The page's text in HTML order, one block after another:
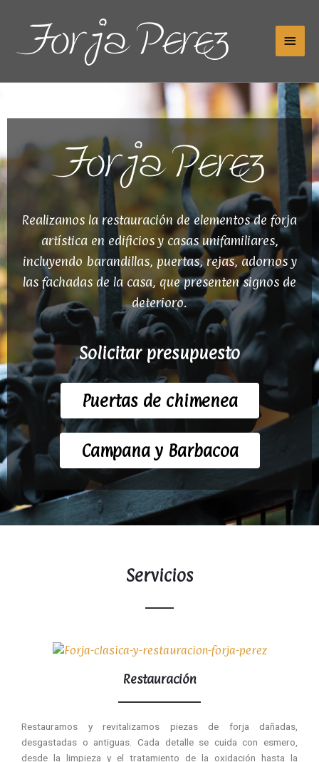
contenido
Realizamos la restauración de elementos de forja
artística en edificios y casas unifamiliares,
incluyendo barandillas, puertas, rejas, adornos y
las fachadas de la casa, que presenten signos de
deterioro.
Solicitar presupuesto
Puertas de chimenea
Campana y Barbacoa
Servicios
Restauración
Restauramos y revitalizamos piezas de forja dañadas,
desgastadas o antiguas. Cada detalle se cuida con esmero,
desde la limpieza y el tratamiento de la oxidación hasta la